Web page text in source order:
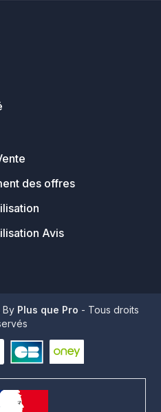
des offres
Avis
By Plus que Pro - Tous droits